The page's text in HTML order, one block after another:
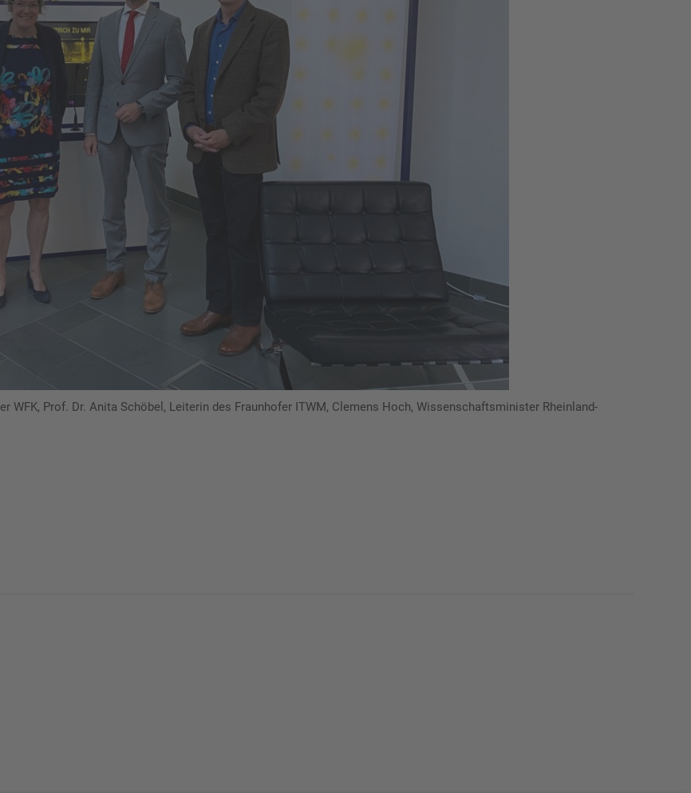
WFK, Prof. Dr. Anita Schöbel, Leiterin des Fraunhofer ITWM, Clemens Hoch, Wissenschaftsminister Rheinland-